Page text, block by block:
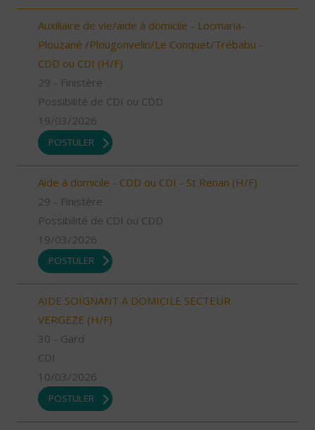
Auxiliaire de vie/aide à domicile - Locmaria-
Plouzané /Plougonvelin/Le Conquet/Trébabu -
CDD ou CDI (H/F)
29 - Finistère
Possibilité de CDI ou CDD
19/03/2026
POSTULER
Aide à domicile - CDD ou CDI - St Renan (H/F)
29 - Finistère
Possibilité de CDI ou CDD
19/03/2026
POSTULER
AIDE SOIGNANT A DOMICILE SECTEUR
VERGEZE (H/F)
30 - Gard
CDI
10/03/2026
POSTULER